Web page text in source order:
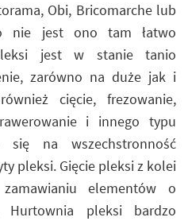
Obi, Bricomarche lub
nie jest ono tam łatwo
jest w stanie tanio
zarówno na duże jak i
cięcie, frezowanie,
i innego typu
się na wszechstronność
pleksi. Gięcie pleksi z kolei
elementów o
Hurtownia pleksi bardzo